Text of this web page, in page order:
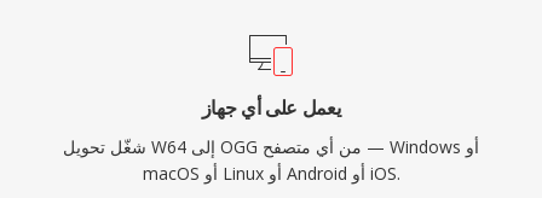
يعمل على أي جهاز
شغّل تحويل W64 إلى OGG من أي متصفح — Windows أو
macOS أو Linux أو Android أو iOS.